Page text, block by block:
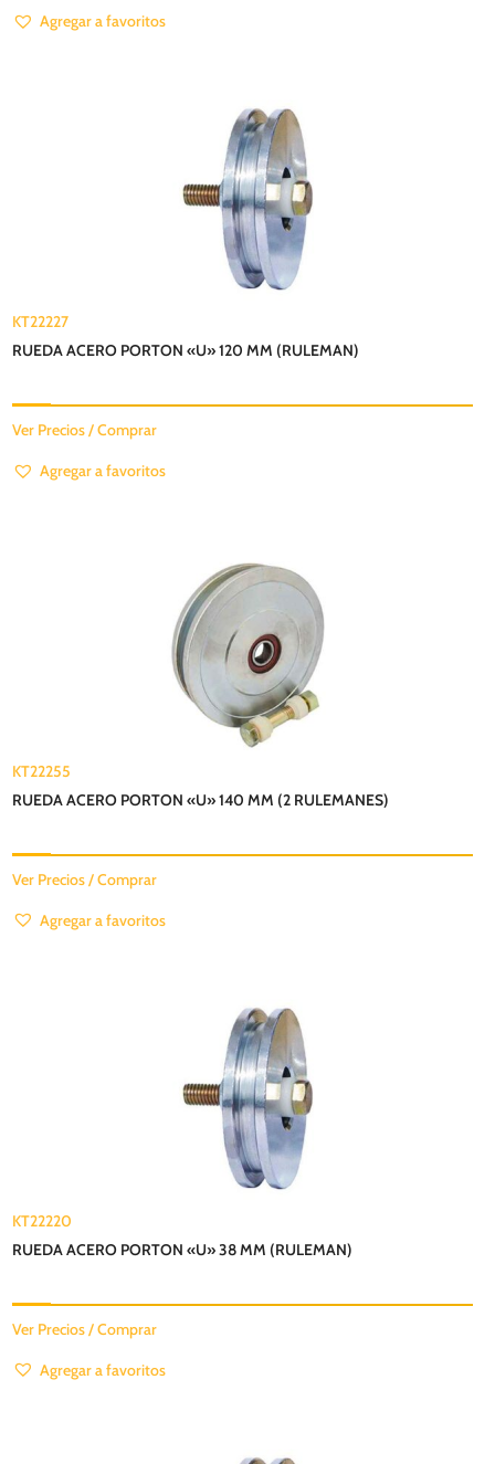
Agregar a favoritos
KT22227
RUEDA ACERO PORTON «U» 120 MM (RULEMAN)
Ver Precios / Comprar
Agregar a favoritos
KT22255
RUEDA ACERO PORTON «U» 140 MM (2 RULEMANES)
Ver Precios / Comprar
Agregar a favoritos
KT22220
RUEDA ACERO PORTON «U» 38 MM (RULEMAN)
Ver Precios / Comprar
Agregar a favoritos